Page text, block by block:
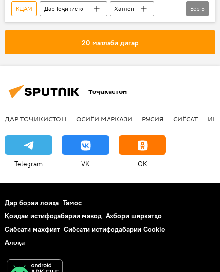
КДАМ Дар Тоҷикистон
Хатлон
ВМКБ
таҳким
сарҳад
Боз 5
20 матлаби дигар
Тоҷикистон
ДАР ТОҶИКИСТОН ОСИЁИ МАРКАЗӢ РУСИЯ СИЁСАТ
Telegram VK OK
Дар бораи лоиҳа Тамос
Қоидаи истифодабарии мавод Ахбори ширкатҳо
Сиёсати махфият Сиёсати истифодабарии Cookie
Алоқа